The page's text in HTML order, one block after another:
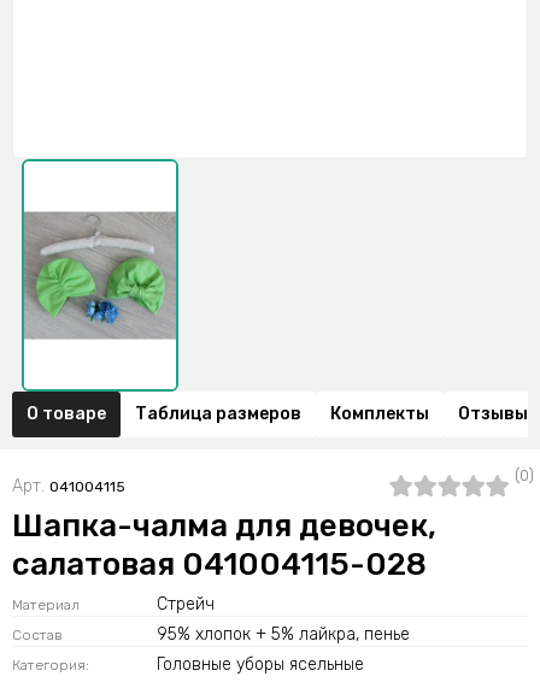
О товаре Таблица размеров Комплекты Отзывы
Арт. 041004115
(0)
Шапка-чалма для девочек,
салатовая 041004115-028
Материал Стрейч
Состав 95% хлопок + 5% лайкра, пенье
Категория: Головные уборы ясельные